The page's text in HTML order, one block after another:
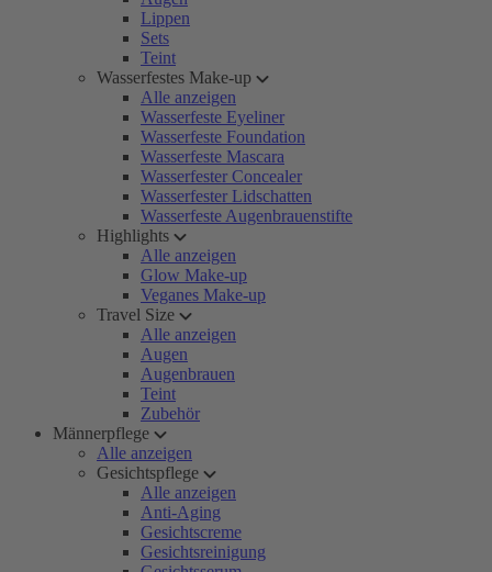
Lippen
Sets
Teint
Wasserfestes Make-up
Alle anzeigen
Wasserfeste Eyeliner
Wasserfeste Foundation
Wasserfeste Mascara
Wasserfester Concealer
Wasserfester Lidschatten
Wasserfeste Augenbrauenstifte
Highlights
Alle anzeigen
Glow Make-up
Veganes Make-up
Travel Size
Alle anzeigen
Augen
Augenbrauen
Teint
Zubehör
Männerpflege
Alle anzeigen
Gesichtspflege
Alle anzeigen
Anti-Aging
Gesichtscreme
Gesichtsreinigung